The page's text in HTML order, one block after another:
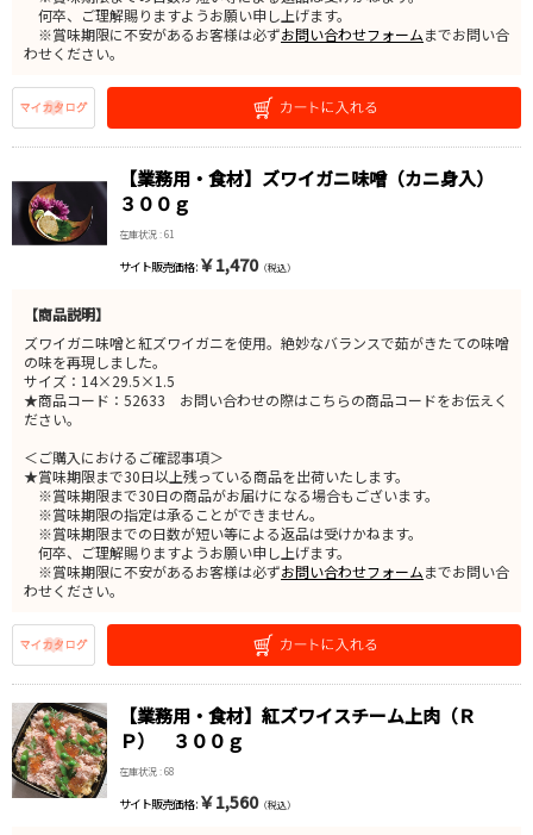
何卒、ご理解賜りますようお願い申し上げます。
※賞味期限に不安があるお客様は必ずお問い合わせフォームまでお問い合
わせください。
【業務用・食材】ズワイガニ味噌（カニ身入）
３００ｇ
在庫状況 : 61
サイト販売価格 : ￥1,470（税込）
【商品説明】
ズワイガニ味噌と紅ズワイガニを使用。絶妙なバランスで茹がきたての味噌
の味を再現しました。
サイズ：14×29.5×1.5
★商品コード：52633 お問い合わせの際はこちらの商品コードをお伝えく
ださい。
＜ご購入におけるご確認事項＞
★賞味期限まで30日以上残っている商品を出荷いたします。
※賞味期限まで30日の商品がお届けになる場合もございます。
※賞味期限の指定は承ることができません。
※賞味期限までの日数が短い等による返品は受けかねます。
何卒、ご理解賜りますようお願い申し上げます。
※賞味期限に不安があるお客様は必ずお問い合わせフォームまでお問い合
わせください。
【業務用・食材】紅ズワイスチーム上肉（Ｒ
Ｐ） ３００ｇ
在庫状況 : 68
サイト販売価格 : ￥1,560（税込）